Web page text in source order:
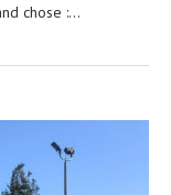
chose :…